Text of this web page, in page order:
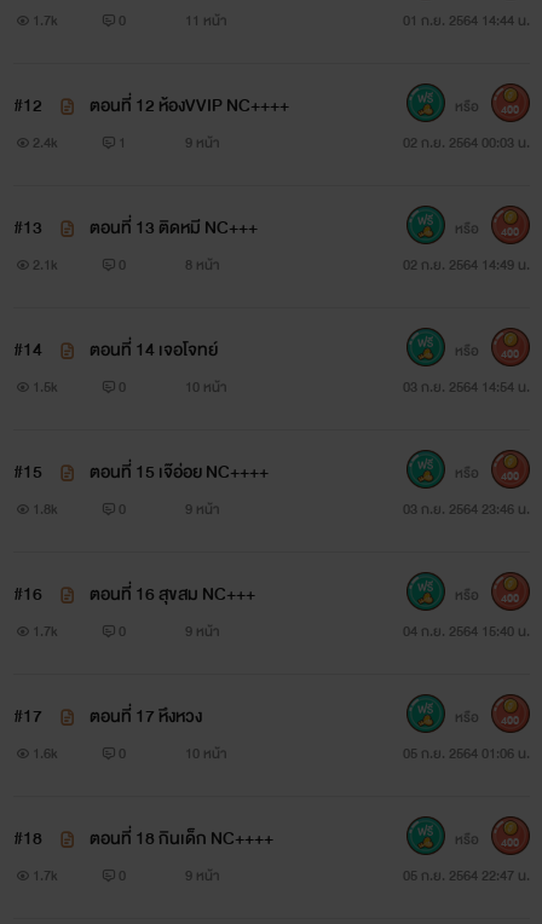
1.7k 0 11 หน้า 01 ก.ย. 2564 14:44 น.
#12 ตอนที่ 12 ห้องVVIP NC++++
2.4k 1 9 หน้า 02 ก.ย. 2564 00:03 น.
หรือ 400
#13 ตอนที่ 13 ติดหมี NC+++
2.1k 0 8 หน้า 02 ก.ย. 2564 14:49 น.
หรือ 400
#14 ตอนที่ 14 เจอโจทย์
1.5k 0 10 หน้า 03 ก.ย. 2564 14:54 น.
หรือ 400
#15 ตอนที่ 15 เจ๊อ่อย NC++++
1.8k 0 9 หน้า 03 ก.ย. 2564 23:46 น.
หรือ 400
#16 ตอนที่ 16 สุขสม NC+++
1.7k 0 9 หน้า 04 ก.ย. 2564 15:40 น.
หรือ 400
#17 ตอนที่ 17 หึงหวง
1.6k 0 10 หน้า 05 ก.ย. 2564 01:06 น.
หรือ 400
#18 ตอนที่ 18 กินเด็ก NC++++
1.7k 0 9 หน้า 05 ก.ย. 2564 22:47 น.
หรือ 400